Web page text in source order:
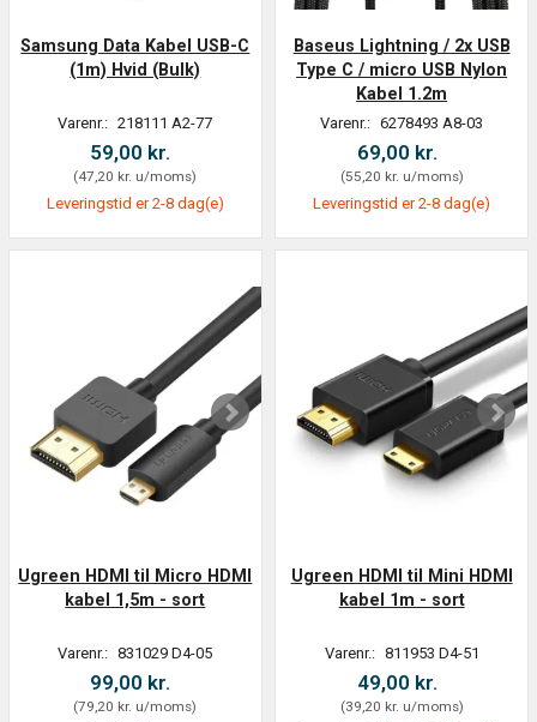
Samsung Data Kabel USB-C
(1m) Hvid (Bulk)
Varenr.: 218111 A2-77
59,00 kr.
(47,20 kr. u/moms)
Leveringstid er 2-8 dag(e)
Baseus Lightning / 2x USB
Type C / micro USB Nylon
Kabel 1.2m
Varenr.: 6278493 A8-03
69,00 kr.
(55,20 kr. u/moms)
Leveringstid er 2-8 dag(e)
Ugreen HDMI til Micro HDMI
kabel 1,5m - sort
Varenr.: 831029 D4-05
99,00 kr.
(79,20 kr. u/moms)
Ugreen HDMI til Mini HDMI
kabel 1m - sort
Varenr.: 811953 D4-51
49,00 kr.
(39,20 kr. u/moms)